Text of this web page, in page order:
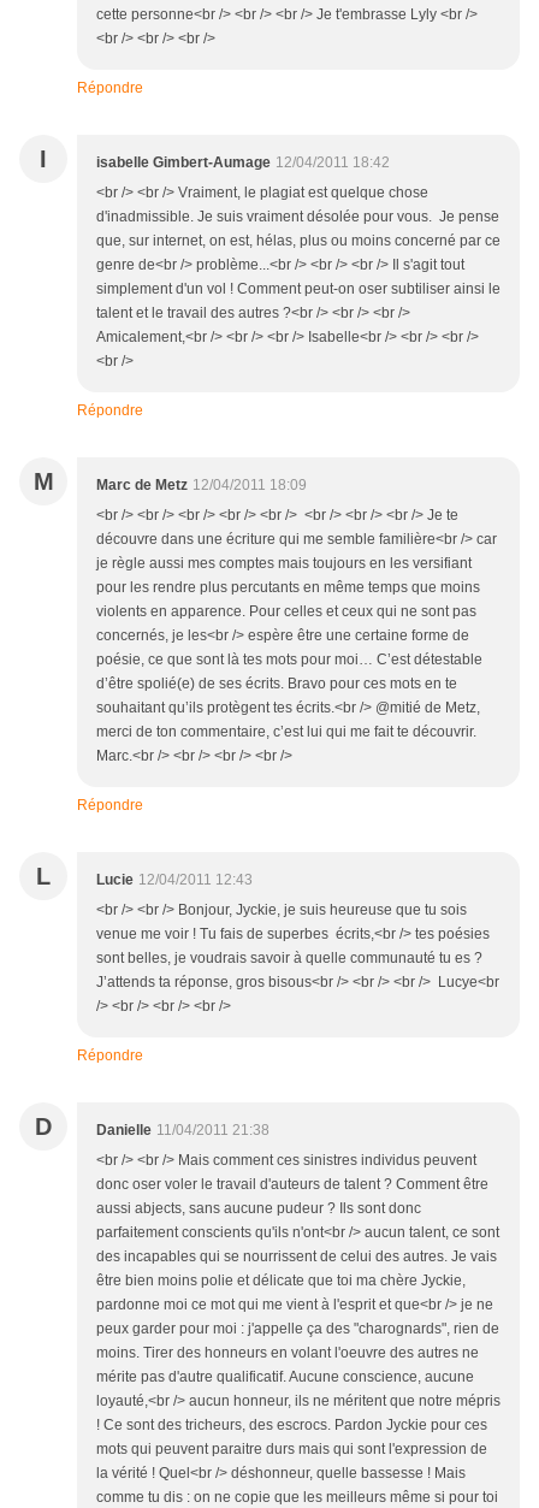
cette personne<br /> <br /> <br /> Je t'embrasse Lyly <br />
<br /> <br /> <br />
Répondre
I isabelle Gimbert-Aumage 12/04/2011 18:42
<br /> <br /> Vraiment, le plagiat est quelque chose
d'inadmissible. Je suis vraiment désolée pour vous. Je pense
que, sur internet, on est, hélas, plus ou moins concerné par ce
genre de<br /> problème...<br /> <br /> <br /> Il s'agit tout
simplement d'un vol ! Comment peut-on oser subtiliser ainsi le
talent et le travail des autres ?<br /> <br /> <br />
Amicalement,<br /> <br /> <br /> Isabelle<br /> <br /> <br />
<br />
Répondre
M Marc de Metz 12/04/2011 18:09
<br /> <br /> <br /> <br /> <br /> <br /> <br /> <br /> Je te
découvre dans une écriture qui me semble familière<br /> car
je règle aussi mes comptes mais toujours en les versifiant
pour les rendre plus percutants en même temps que moins
violents en apparence. Pour celles et ceux qui ne sont pas
concernés, je les<br /> espère être une certaine forme de
poésie, ce que sont là tes mots pour moi… C’est détestable
d’être spolié(e) de ses écrits. Bravo pour ces mots en te
souhaitant qu’ils protègent tes écrits.<br /> @mitié de Metz,
merci de ton commentaire, c’est lui qui me fait te découvrir.
Marc.<br /> <br /> <br /> <br />
Répondre
L Lucie 12/04/2011 12:43
<br /> <br /> Bonjour, Jyckie, je suis heureuse que tu sois
venue me voir ! Tu fais de superbes écrits,<br /> tes poésies
sont belles, je voudrais savoir à quelle communauté tu es ?
J’attends ta réponse, gros bisous<br /> <br /> <br /> Lucye<br
/> <br /> <br /> <br />
Répondre
D Danielle 11/04/2011 21:38
<br /> <br /> Mais comment ces sinistres individus peuvent
donc oser voler le travail d'auteurs de talent ? Comment être
aussi abjects, sans aucune pudeur ? Ils sont donc
parfaitement conscients qu'ils n'ont<br /> aucun talent, ce sont
des incapables qui se nourrissent de celui des autres. Je vais
être bien moins polie et délicate que toi ma chère Jyckie,
pardonne moi ce mot qui me vient à l'esprit et que<br /> je ne
peux garder pour moi : j'appelle ça des "charognards", rien de
moins. Tirer des honneurs en volant l'oeuvre des autres ne
mérite pas d'autre qualificatif. Aucune conscience, aucune
loyauté,<br /> aucun honneur, ils ne méritent que notre mépris
! Ce sont des tricheurs, des escrocs. Pardon Jyckie pour ces
mots qui peuvent paraitre durs mais qui sont l'expression de
la vérité ! Quel<br /> déshonneur, quelle bassesse ! Mais
comme tu dis : on ne copie que les meilleurs même si pour toi